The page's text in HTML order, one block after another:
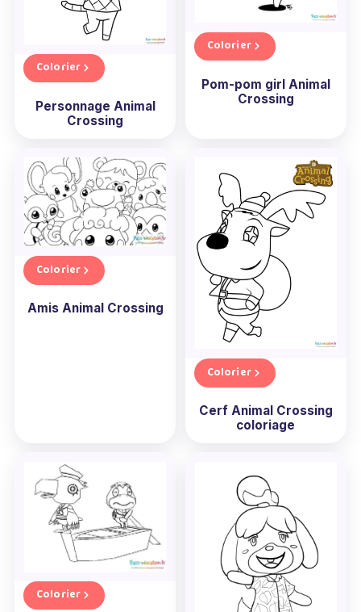
motifs complexes tout en passant un moment
relaxant. N'oubliez pas : chaque coloriage
Animal Crossing gratuit à imprimer est une
nouvelle aventure qui n'attend que vous !
Colorier
Personnage Animal
Crossing
Colorier
Pom-pom girl Animal
Crossing
Colorier
Amis Animal Crossing
Colorier
Cerf Animal Crossing
coloriage
Colorier